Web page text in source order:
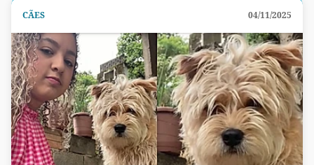
CÃES 04/11/2025